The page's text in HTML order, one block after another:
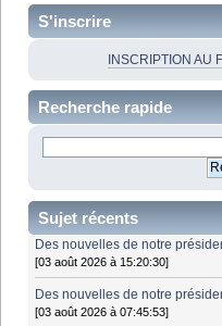
S'inscrire
INSCRIPTION AU
Recherche rapide
Sujet récents
Des nouvelles de notre
[03 août 2026 à 15:20:30]
Des nouvelles de notre
[03 août 2026 à 07:45:53]